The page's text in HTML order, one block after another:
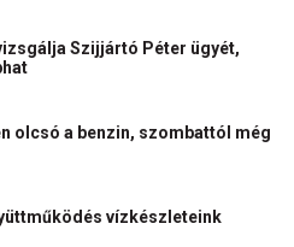
Szijjártó Péter ügyét,
olcsó a benzin, szombattól még
vízkészleteink